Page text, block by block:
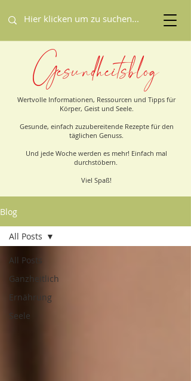
Gesundheitsblog
Wertvolle Informationen, Ressourcen und Tipps für
Körper, Geist und Seele.
Gesunde, einfach zuzubereitende Rezepte für den
täglichen Genuss.
Und jede Woche werden es mehr! Einfach mal
durchstöbern.
Viel Spaß!
Blog
All Posts
Ganzheitlich
Ernährung
Seele
All Posts